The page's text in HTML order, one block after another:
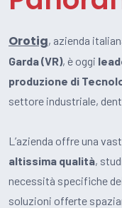
Orotig, azienda
Garda (VR), è oggi
produzione di
settore industriale,
L’azienda offre una
altissima qualità,
necessità specifiche
soluzioni offerte